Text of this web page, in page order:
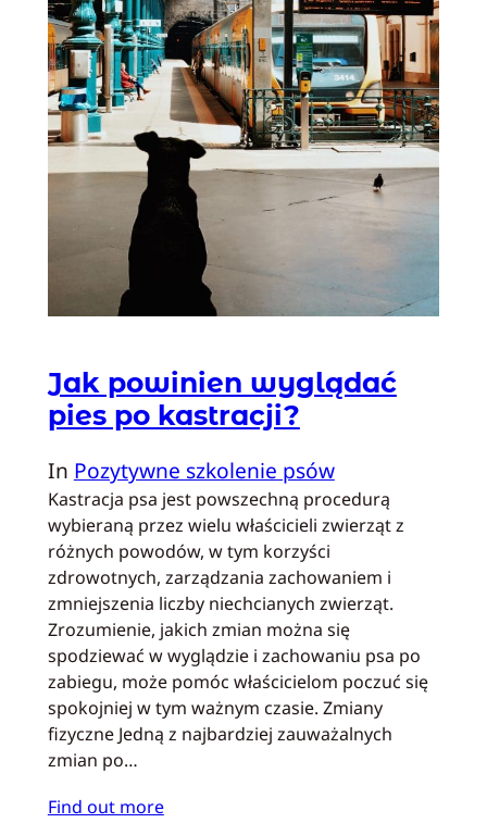
Jak powinien wyglądać
pies po kastracji?
In Pozytywne szkolenie psów
Kastracja psa jest powszechną procedurą
wybieraną przez wielu właścicieli zwierząt z
różnych powodów, w tym korzyści
zdrowotnych, zarządzania zachowaniem i
zmniejszenia liczby niechcianych zwierząt.
Zrozumienie, jakich zmian można się
spodziewać w wyglądzie i zachowaniu psa po
zabiegu, może pomóc właścicielom poczuć się
spokojniej w tym ważnym czasie. Zmiany
fizyczne Jedną z najbardziej zauważalnych
zmian po…
Find out more